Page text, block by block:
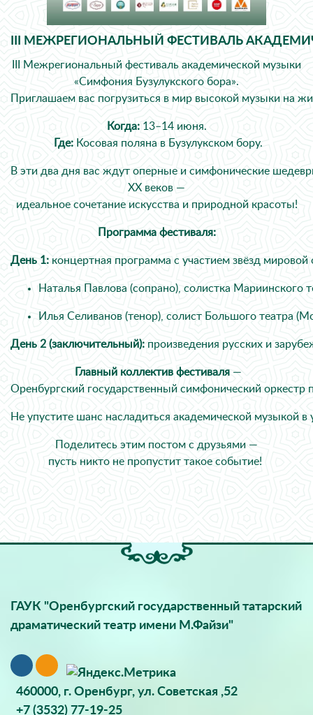
III МЕЖРЕГИОНАЛЬНЫЙ ФЕСТИВАЛЬ
III Межрегиональный фестиваль академической музыки
«Симфония Бузулукского бора».
Приглашаем вас погрузиться в мир высокой музыки на
Когда:13–14 июня.
Где:Косовая поляна в Бузулукском бору.
В эти два дня вас ждут оперные и симфонические
XX веков —
идеальное сочетание искусства и природной красоты!
Программа фестиваля:
День 1: концертная программа с участием звёзд
Наталья Павлова (сопрано), солистка Мариинского
Илья Селиванов (тенор), солист Большого театра
День 2 (заключительный): произведения русских и
Главный коллектив фестиваля—
Оренбургский государственный симфонический
Не упустите шанс насладиться академической музыкой в
Поделитесь этим постом с друзьями —
пусть никто не пропустит такое событие!
ГАУК "Оренбургский государственный татарский
драматический театр имени М.Файзи"
460000, г. Оренбург, ул. Советская ,52
+7 (3532) 77-19-25